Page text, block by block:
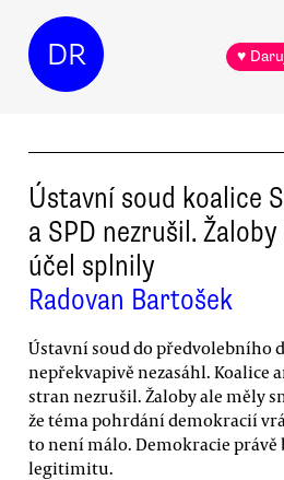
DR ♥
Ústavní soud koalice
a SPD nezrušil.
účel splnily
Radovan Bartošek
Ústavní soud do předvolebního
nepřekvapivě nezasáhl. Koalice
stran nezrušil. Žaloby ale měly
že téma pohrdání demokracií
to není málo. Demokracie právě
legitimitu.